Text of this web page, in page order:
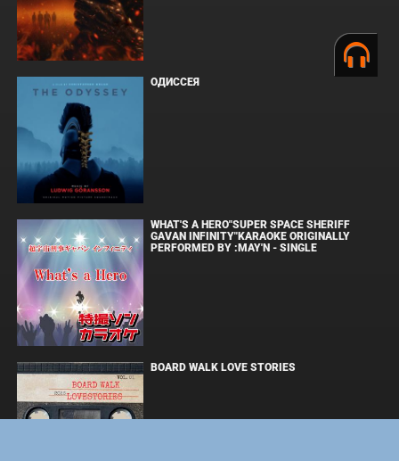
ОДИССЕЯ
WHAT'S A HERO"SUPER SPACE SHERIFF
GAVAN INFINITY"KARAOKE ORIGINALLY
PERFORMED BY :MAY'N - SINGLE
BOARD WALK LOVE STORIES